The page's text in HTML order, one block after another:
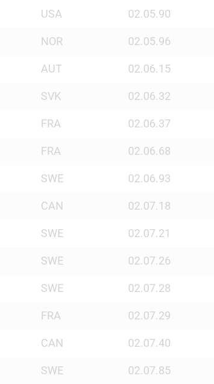
USA 02.05.90
NOR 02.05.96
AUT 02.06.15
SVK 02.06.32
FRA 02.06.37
FRA 02.06.68
SWE 02.06.93
CAN 02.07.18
SWE 02.07.21
SWE 02.07.26
SWE 02.07.28
FRA 02.07.29
CAN 02.07.40
SWE 02.07.85